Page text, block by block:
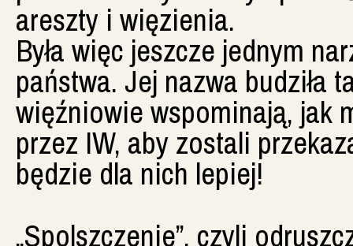
areszty i więzienia.
Była więc jeszcze jednym
państwa. Jej nazwa budziła
więźniowie wspominają, jak
przez IW, aby zostali
będzie dla nich lepiej!
„Spolszczenie”, czyli